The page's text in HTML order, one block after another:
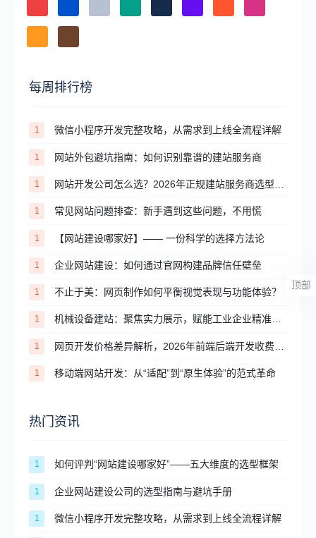
每周排行榜
1 微信小程序开发完整攻略，从需求到上线全流程详解
1 网站外包避坑指南：如何识别靠谱的建站服务商
1
1 常见网站问题排查：新手遇到这些问题，不用慌
1 【网站建设哪家好】—— 一份科学的选择方法论
1 企业网站建设：如何通过官网构建品牌信任壁垒
1 不止于美：网页制作如何平衡视觉表现与功能体验？
1 机械设备建站：聚焦实力展示，赋能工业企业精准获客
1
1 移动端网站开发：从“适配”到“原生体验”的范式革命
热门资讯
1 如何评判“网站建设哪家好”——五大维度的选型框架
1 企业网站建设公司的选型指南与避坑手册
1 微信小程序开发完整攻略，从需求到上线全流程详解
顶部